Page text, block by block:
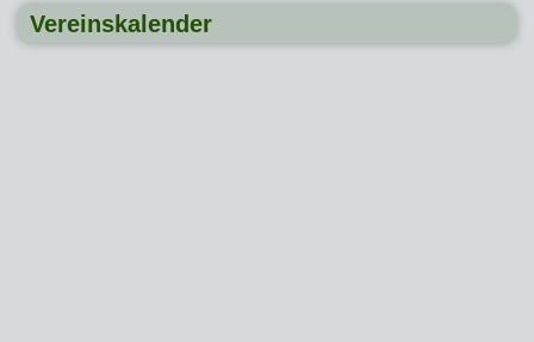
Vereinskalender